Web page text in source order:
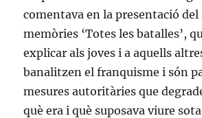
comentava en la presentació del
memòries ‘Totes les batalles’,
explicar als joves i a aquells
banalitzen el franquisme i són
mesures autoritàries que
què era i què suposava viure